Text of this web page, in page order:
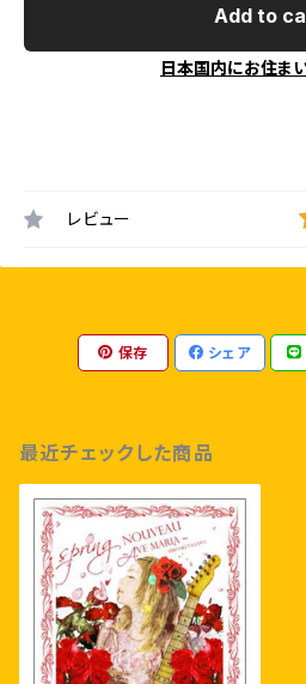
Add to
日本国内にお住ま
レビュー
保存 シェア
最近チェックした商品